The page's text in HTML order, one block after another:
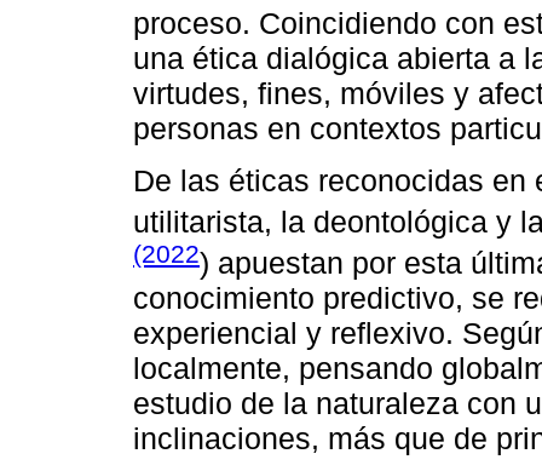
proceso. Coincidiendo con
una ética dialógica abierta a
virtudes, fines, móviles y
personas en contextos
De las éticas reconocidas
utilitarista, la deontológica y
(2022) apuestan por esta
conocimiento predictivo, se
experiencial y reflexivo.
localmente, pensando
estudio de la naturaleza con
inclinaciones, más que de